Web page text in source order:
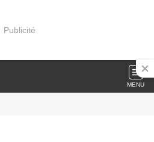
Publicité
MENU